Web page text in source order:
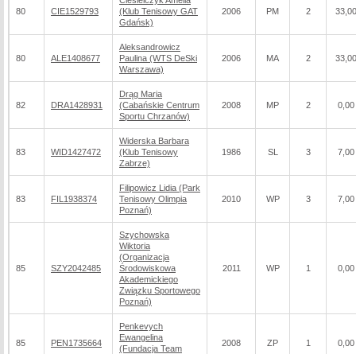
80 CIE1529793
(Klub Tenisowy GAT
Gdańsk)
2006 PM 2 33,00
80 ALE1408677
Aleksandrowicz
Paulina (WTS DeSki
Warszawa)
2006 MA 2 33,00
82 DRA1428931
Drąg Maria
(Cabańskie Centrum
Sportu Chrzanów)
2008 MP 2 0,00
83 WID1427472
Widerska Barbara
(Klub Tenisowy
Zabrze)
1986 SL 3 7,00
83 FIL1938374
Filipowicz Lidia (Park
Tenisowy Olimpia
Poznań)
2010 WP 3 7,00
85 SZY2042485
Szychowska
Wiktoria
(Organizacja
Środowiskowa
Akademickiego
Związku Sportowego
Poznań)
2011 WP 1 0,00
85 PEN1735664
Penkevych
Ewangelina
(Fundacja Team
2008 ZP 1 0,00